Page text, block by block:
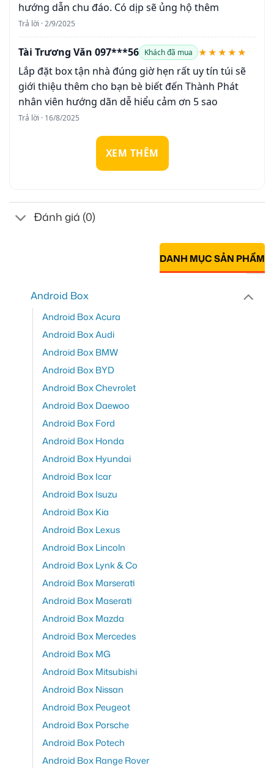
hướng dẫn chu đáo. Có dịp sẽ ủng hộ thêm
Trả lời · 2/9/2025
Tài Trương Văn 097***56 Khách đã mua ★★★★★
Lắp đặt box tận nhà đúng giờ hẹn rất uy tín túi sẽ
giới thiệu thêm cho bạn bè biết đến Thành Phát
nhân viên hướng dãn dễ hiểu cảm ơn 5 sao
Trả lời · 16/8/2025
XEM THÊM
Đánh giá (0)
DANH MỤC SẢN PHẨM
Android Box
Android Box Acura
Android Box Audi
Android Box BMW
Android Box BYD
Android Box Chevrolet
Android Box Daewoo
Android Box Ford
Android Box Honda
Android Box Hyundai
Android Box Icar
Android Box Isuzu
Android Box Kia
Android Box Lexus
Android Box Lincoln
Android Box Lynk & Co
Android Box Marserati
Android Box Maserati
Android Box Mazda
Android Box Mercedes
Android Box MG
Android Box Mitsubishi
Android Box Nissan
Android Box Peugeot
Android Box Porsche
Android Box Potech
Android Box Range Rover